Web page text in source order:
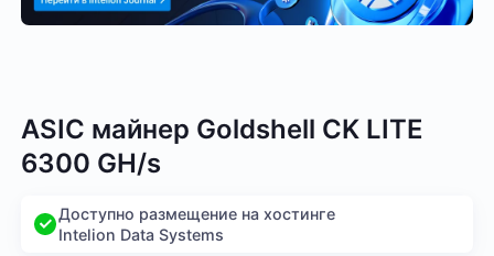
ASIC майнер Goldshell CK LITE
6300 GH/s
Доступно размещение на хостинге
Intelion Data Systems